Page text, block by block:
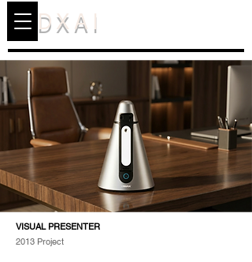
DXAI
VISUAL PRESENTER
2013 Project